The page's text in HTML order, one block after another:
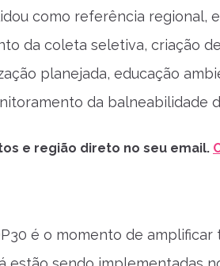
como referência regional,
da coleta seletiva, criação
planejada, educação
da balneabilidade
e região direto no seu email.
é o momento de